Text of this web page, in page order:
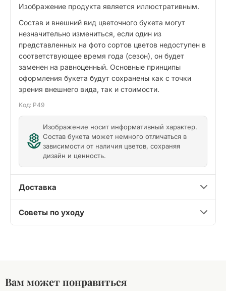
Изображение продукта является иллюстративным.
Состав и внешний вид цветочного букета могут
незначительно измениться, если один из
представленных на фото сортов цветов недоступен в
соответствующее время года (сезон), он будет
заменен на равноценный. Основные принципы
оформления букета будут сохранены как с точки
зрения внешнего вида, так и стоимости.
Kод: P49
Изображение носит информативный характер.
Состав букета может немного отличаться в
зависимости от наличия цветов, сохраняя
дизайн и ценность.
Доставка
Советы по уходу
Вам может понравиться